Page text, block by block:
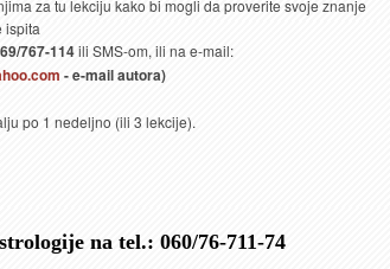
za tu lekciju kako bi mogli da proverite svoje znanje
ispita
767-114ili SMS-om, ili na e-mail:
- e-mail autora)
po 1 nedeljno (ili 3 lekcije).
na tel.: 060/76-711-74